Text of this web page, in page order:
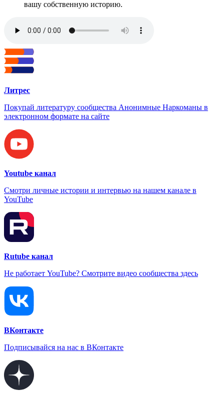
вашу собственную историю.
Литрес
Покупай литературу сообщества Анонимные Наркоманы в
электронном формате на сайте
Youtube канал
Смотри личные истории и интервью на нашем канале в
YouTube
Rutube канал
Не работает YouTube? Смотрите видео сообщества здесь
ВКонтакте
Подписывайся на нас в ВКонтакте